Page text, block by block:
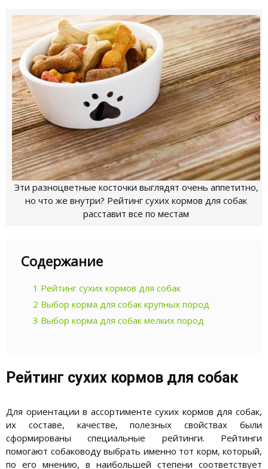
Эти разноцветные косточки выглядят очень аппетитно,
но что же внутри? Рейтинг сухих кормов для собак
расставит все по местам
Содержание
1 Рейтинг сухих кормов для собак
2 Выбор корма для собак крупных пород
3 Выбор корма для собак мелких пород
Рейтинг сухих кормов для собак
Для ориентации в ассортименте сухих кормов для собак,
их составе, качестве, полезных свойствах были
сформированы специальные рейтинги. Рейтинги
помогают собаководу выбрать именно тот корм, который,
по его мнению, в наибольшей степени соответствует